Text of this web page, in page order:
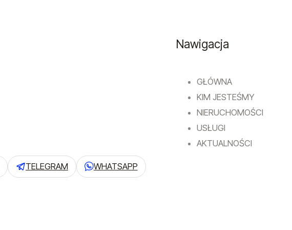
TELEGRAM WHATSAPP
Nawigacja
GŁÓWNA
KIM JESTEŚMY
NIERUCHOMOŚCI
USŁUGI
AKTUALNOŚCI